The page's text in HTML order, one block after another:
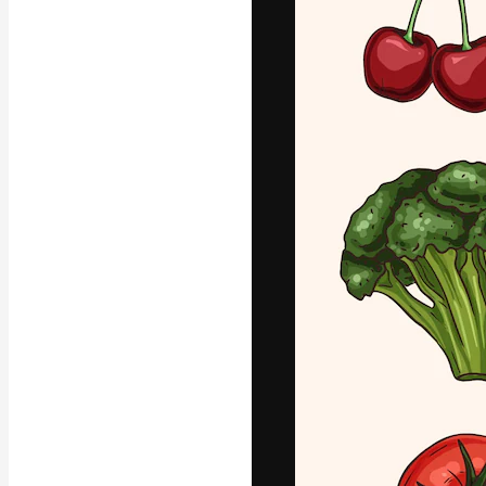
La plateforme
vos meilleurs
d’abonnés :
studios.
Français
Copyright ©